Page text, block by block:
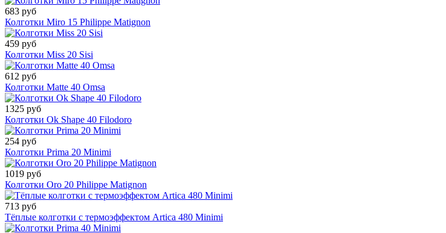
683 руб
Колготки Miro 15 Philippe Matignon
459 руб
Колготки Miss 20 Sisi
612 руб
Колготки Matte 40 Omsa
1325 руб
Колготки Ok Shape 40 Filodoro
254 руб
Колготки Prima 20 Minimi
1019 руб
Колготки Oro 20 Philippe Matignon
713 руб
Тёплые колготки с термоэффектом Artica 480 Minimi